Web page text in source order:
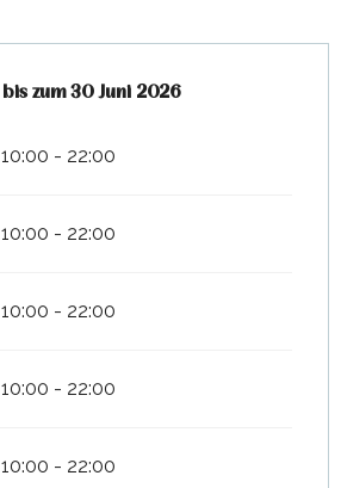
bis zum30 Juni 2026
bis zum30 Juni 2026
10:00 - 22:00
10:00 - 22:00
10:00 - 22:00
10:00 - 22:00
10:00 - 22:00